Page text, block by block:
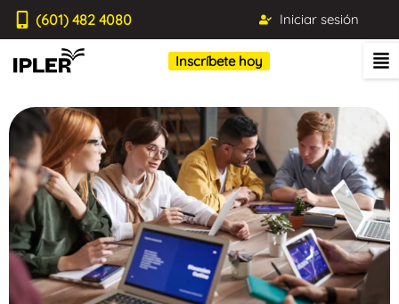
(601) 482 4080 Iniciar sesión
Inscríbete hoy